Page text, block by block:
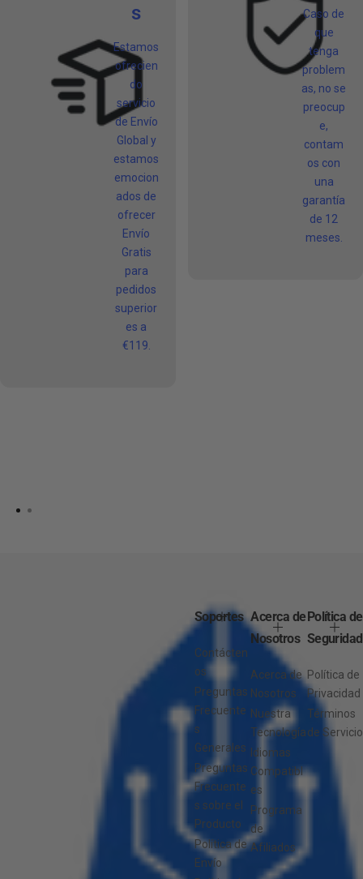
s
Estamos
ofrecien
do
servicio
de Envío
Global y
estamos
emocion
ados de
ofrecer
Envío
Gratis
para
pedidos
superior
es a
€119.
Caso de
que
tenga
problem
as, no se
preocup
e,
contam
os con
una
garantía
de 12
meses.
Soportes
Contácten
os
Preguntas
Frecuente
s
Generales
Preguntas
Frecuente
s sobre el
Producto
Política de
Envío
Acerca de
Nosotros
Acerca de
Nosotros
Nuestra
Tecnología
Idiomas
Compatibl
es
Programa
de
Afiliados
Política de
Seguridad
Política de
Privacidad
Términos
de Servicio